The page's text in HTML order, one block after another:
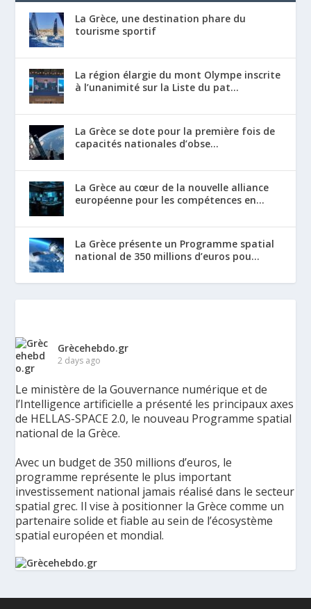
La Grèce, une destination phare du
tourisme sportif
La région élargie du mont Olympe inscrite
à l’unanimité sur la Liste du pat...
La Grèce se dote pour la première fois de
capacités nationales d’obse...
La Grèce au cœur de la nouvelle alliance
européenne pour les compétences en...
La Grèce présente un Programme spatial
national de 350 millions d’euros pou...
Grècehebdo.gr
2 days ago
Le ministère de la Gouvernance numérique et de
l’Intelligence artificielle a présenté les principaux axes
de HELLAS-SPACE 2.0, le nouveau Programme spatial
national de la Grèce.
Avec un budget de 350 millions d’euros, le
programme représente le plus important
investissement national jamais réalisé dans le secteur
spatial grec. Il vise à positionner la Grèce comme un
partenaire solide et fiable au sein de l’écosystème
spatial européen et mondial.
350 millions d’euros pour renforcer la sécurité,